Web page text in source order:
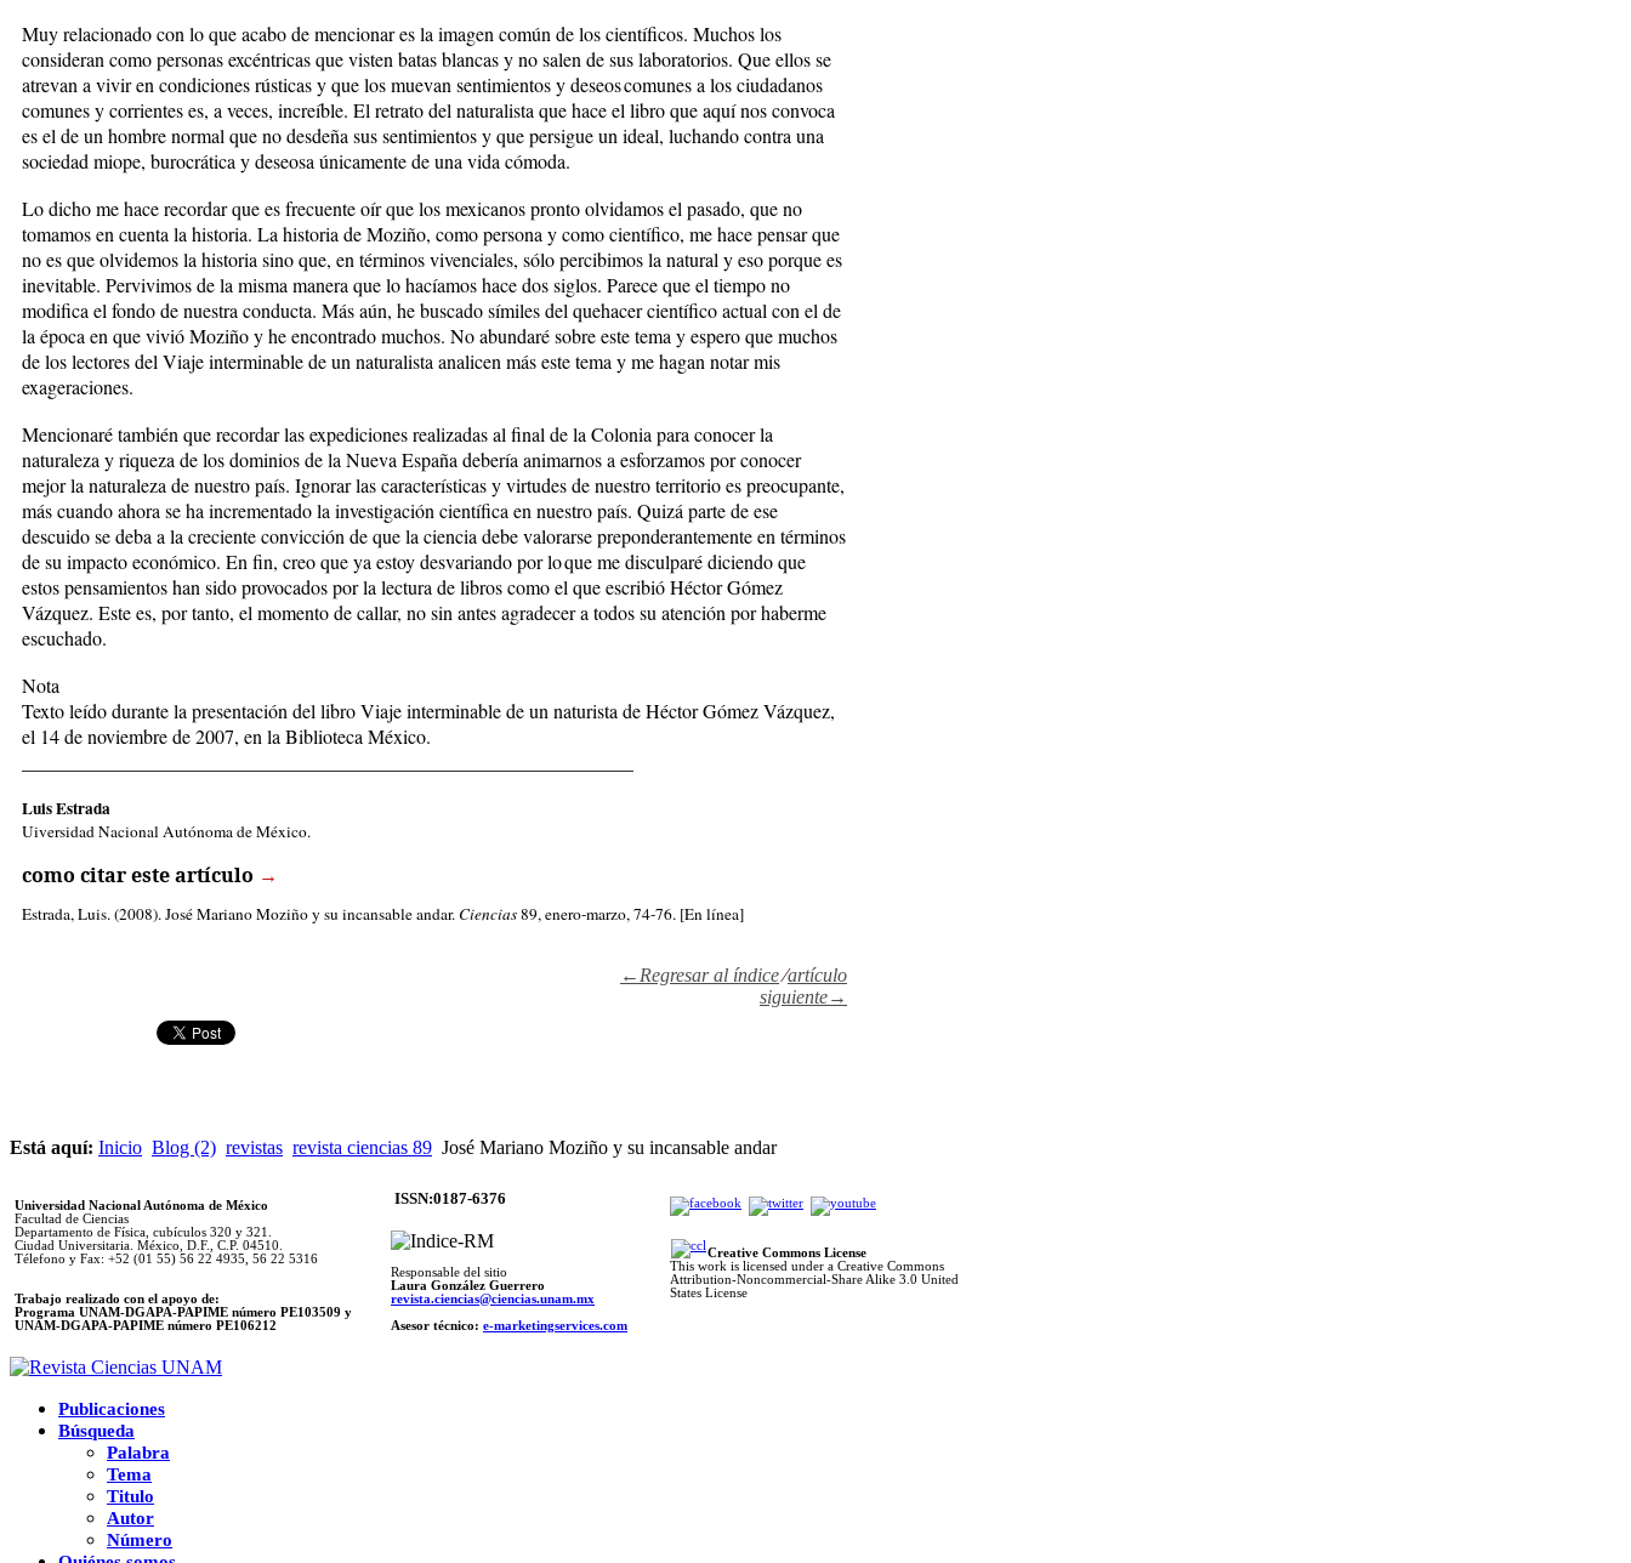
Muy relacionado con lo que acabo de mencionar es la imagen común de los científicos. Muchos los
consideran como personas excéntricas que visten batas blancas y no salen de sus laboratorios. Que ellos se
atrevan a vivir en condiciones rústicas y que los muevan sentimientos y deseos comunes a los ciudadanos
comunes y corrientes es, a veces, increíble. El retrato del naturalista que hace el libro que aquí nos convoca
es el de un hombre normal que no desdeña sus sentimientos y que persigue un ideal, luchando contra una
sociedad miope, burocrática y deseosa únicamente de una vida cómoda.
Lo dicho me hace recordar que es frecuente oír que los mexicanos pronto olvidamos el pasado, que no
tomamos en cuenta la historia. La historia de Moziño, como persona y como científico, me hace pensar que
no es que olvidemos la historia sino que, en términos vivenciales, sólo percibimos la natural y eso porque es
inevitable. Pervivimos de la misma manera que lo hacíamos hace dos siglos. Parece que el tiempo no
modifica el fondo de nuestra conducta. Más aún, he buscado símiles del quehacer científico actual con el de
la época en que vivió Moziño y he encontrado muchos. No abundaré sobre este tema y espero que muchos
de los lectores del Viaje interminable de un naturalista analicen más este tema y me hagan notar mis
exageraciones.
Mencionaré también que recordar las expediciones realizadas al final de la Colonia para conocer la
naturaleza y riqueza de los dominios de la Nueva España debería animarnos a esforzamos por conocer
mejor la naturaleza de nuestro país. Ignorar las características y virtudes de nuestro territorio es preocupante,
más cuando ahora se ha incrementado la investigación científica en nuestro país. Quizá parte de ese
descuido se deba a la creciente convicción de que la ciencia debe valorarse preponderantemente en términos
de su impacto económico. En fin, creo que ya estoy desvariando por lo que me disculparé diciendo que
estos pensamientos han sido provocados por la lectura de libros como el que escribió Héctor Gómez
Vázquez. Este es, por tanto, el momento de callar, no sin antes agradecer a todos su atención por haberme
escuchado.
Nota
Texto leído durante la presentación del libro Viaje interminable de un naturista de Héctor Gómez Vázquez,
el 14 de noviembre de 2007, en la Biblioteca México.
Luis Estrada
Uiversidad Nacional Autónoma de México.
como citar este artículo →
Estrada, Luis. (2008). José Mariano Moziño y su incansable andar. Ciencias89, enero-marzo, 74-76. [En línea]
←Regresar al índice⁄artículo
siguiente→
Está aquí: Inicio Blog (2) revistas revista ciencias 89 José Mariano Moziño y su incansable andar
Universidad Nacional Autónoma de México
Facultad de Ciencias
Departamento de Física, cubículos 320 y 321.
Ciudad Universitaria. México, D.F., C.P. 04510.
Télefono y Fax: +52 (01 55) 56 22 4935, 56 22 5316
Trabajo realizado con el apoyo de:
Programa UNAM-DGAPA-PAPIME número PE103509 y
UNAM-DGAPA-PAPIME número PE106212
ISSN:0187-6376
Responsable del sitio
Laura González Guerrero
revista.ciencias@ciencias.unam.mx
Asesor técnico: e-marketingservices.com
Creative Commons License
This work is licensed under a Creative Commons
Attribution-Noncommercial-Share Alike 3.0 United
States License
Publicaciones
Búsqueda
Palabra
Tema
Titulo
Autor
Número